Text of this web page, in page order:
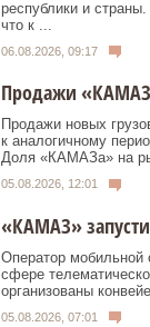
республики и
что к ...
06.08.2026, 09:17
Продажи
Продажи новых
к аналогичному
Доля «КАМАЗа» на
05.08.2026, 12:01
«КАМАЗ»
Оператор
сфере
организованы
05.08.2026, 07:01